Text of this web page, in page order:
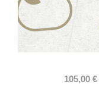
105,00 €